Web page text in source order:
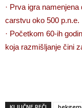
· Prva igra
carstvu oko 500 p.n.e.
· Početkom 60-ih
koja razmišljanje čini